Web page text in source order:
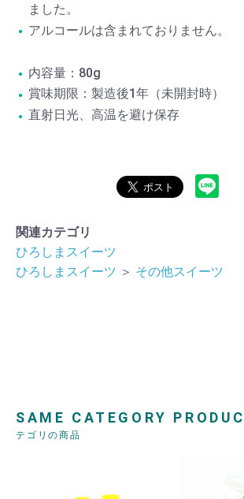
ました。
アルコールは含まれておりません。
内容量：80g
賞味期限：製造後1年（未開封時）
直射日光、高温を避け保存
関連カテゴリ
ひろしまスイーツ
ひろしまスイーツ ＞ その他スイーツ
SAME CATEGORY
テゴリの商品